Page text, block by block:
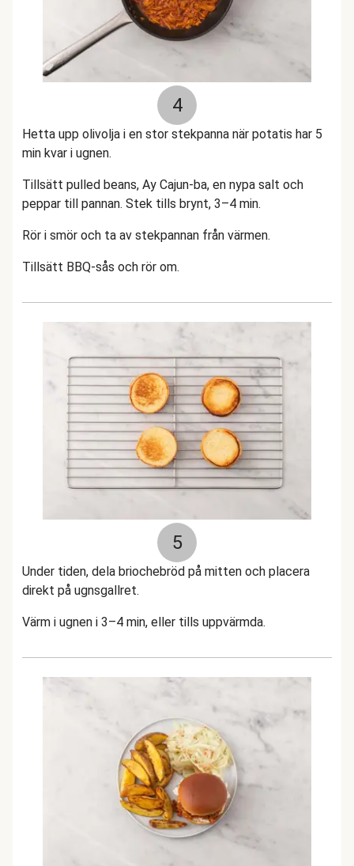
4
Hetta upp olivolja i en stor stekpanna när potatis har 5
min kvar i ugnen.
Tillsätt pulled beans, Ay Cajun-ba, en nypa salt och
peppar till pannan. Stek tills brynt, 3–4 min.
Rör i smör och ta av stekpannan från värmen.
Tillsätt BBQ-sås och rör om.
5
Under tiden, dela briochebröd på mitten och placera
direkt på ugnsgallret.
Värm i ugnen i 3–4 min, eller tills uppvärmda.